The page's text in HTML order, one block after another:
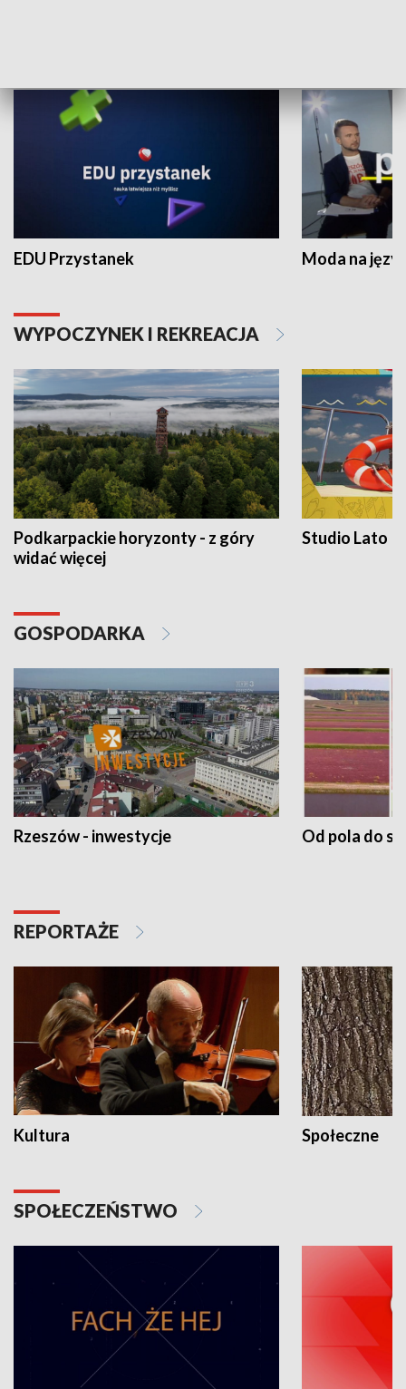
EDU Przystanek Moda na
WYPOCZYNEK I REKREACJA
Podkarpackie horyzonty - z góry
widać więcej
Studio Lato
GOSPODARKA
Rzeszów - inwestycje Od pola do
REPORTAŻE
Kultura Społeczne
SPOŁECZEŃSTWO